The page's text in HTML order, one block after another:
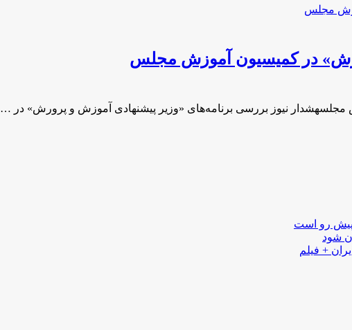
در کمیسیون آموزش مجلس
نیوز بررسی برنامه‌های «وزیر پیشنهادی آموزش و پرورش» در …
پیش رو است
شود
+ فیلم